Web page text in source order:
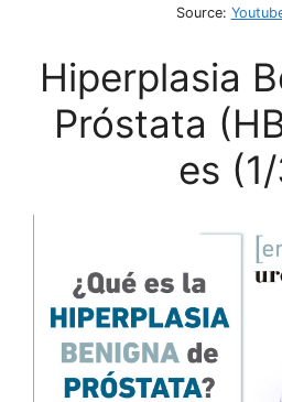
Source:
Hiperplasia
Próstata
es